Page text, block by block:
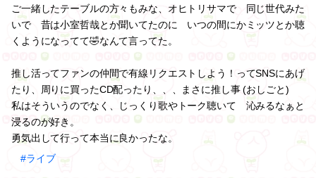
ご一緒したテーブルの方々もみな、オヒトリサマで 同じ世代みた
いで 昔は小室哲哉とか聞いてたのに いつの間にかミッツとか聴
くようになってて🤣なんて言ってた。
推し活ってファンの仲間で有線リクエストしよう！ってSNSにあげ
たり、周りに買ったCD配ったり、、、まさに推し事 (おしごと)
私はそういうのでなく、じっくり歌やトーク聴いて 沁みるなぁと
浸るのが好き。
勇気出して行って本当に良かったな。
#ライブ